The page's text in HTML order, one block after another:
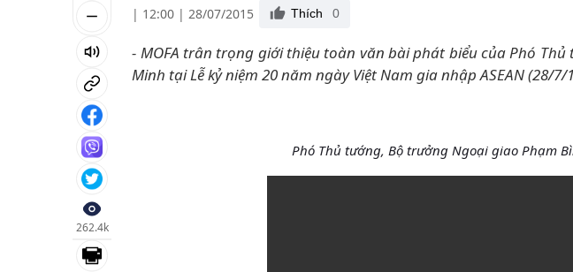
262.4k
| 12:00 | 28/07/2015 Thích 0
- MOFA trân trọng giới thiệu toàn văn bài phát biểu của Phó
Minh tại Lễ kỷ niệm 20 năm ngày Việt Nam gia nhập ASEAN (28/7/
Phó Thủ tướng, Bộ trưởng Ngoại giao Phạm